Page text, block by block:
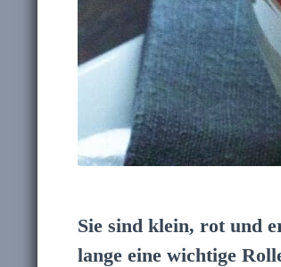
Sie sind klein, rot und
lange eine wichtige